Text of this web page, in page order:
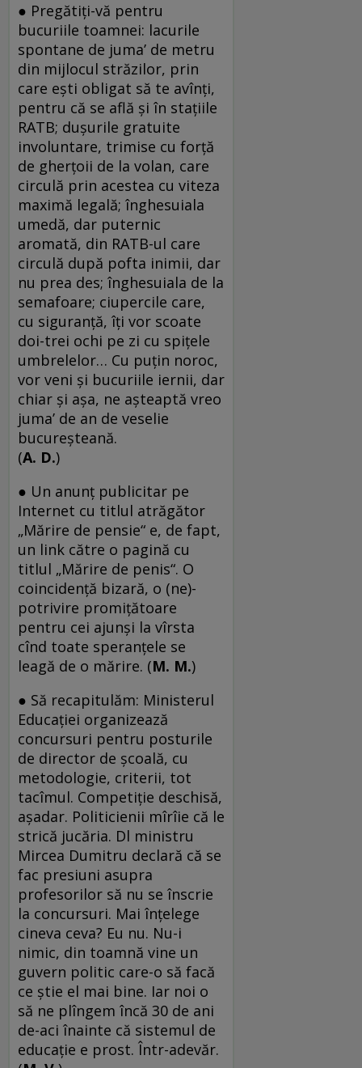
● Pregătiți-vă pentru
bucuriile toamnei: lacurile
spontane de juma’ de metru
din mijlocul străzilor, prin
care ești obligat să te avînți,
pentru că se află și în stațiile
RATB; dușurile gratuite
involuntare, trimise cu forță
de gherțoii de la volan, care
circulă prin acestea cu viteza
maximă legală; înghesuiala
umedă, dar puternic
aromată, din RATB-ul care
circulă după pofta inimii, dar
nu prea des; înghesuiala de la
se­mafoa­re; ciu­percile care,
cu siguranță, îți vor scoate
doi-trei ochi pe zi cu spițele
umbrelelor… Cu puțin noroc,
vor veni și bucuriile iernii, dar
chiar și așa, ne așteaptă vreo
juma’ de an de veselie
bucureșteană.
(A. D.)
● Un anunţ publicitar pe
Internet cu titlul atrăgător
„Mărire de pensie“ e, de fapt,
un link către o pagină cu
titlul „Mărire de penis“. O
coincidenţă bizară, o (ne)-
potrivire promiţătoare
pentru cei ajunşi la vîrsta
cînd toate speranţele se
leagă de o mărire. (M. M.)
● Să recapitulăm: Ministerul
Educației organizează
concursuri pentru posturile
de director de școală, cu
metodologie, criterii, tot
tacîmul. Competiție deschisă,
așadar. Politicienii mîrîie că le
strică jucăria. Dl ministru
Mircea Dumitru declară că se
fac presiuni asupra
profesorilor să nu se înscrie
la concursuri. Mai înțelege
cineva ceva? Eu nu. Nu-i
nimic, din toamnă vine un
guvern politic care-o să facă
ce știe el mai bine. Iar noi o
să ne plîngem încă 30 de ani
de-aci înainte că sistemul de
educație e prost. Într-adevăr.